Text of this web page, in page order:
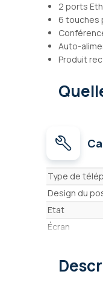
2 ports
6 touches
Auto-
Produit
Type de
Design du
Etat
Écran
Prise casque
Journal des